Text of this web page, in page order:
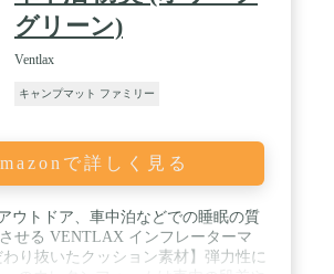
グリーン)
Ventlax
キャンプマット ファミリー
で詳しく見る
ウトドア、車中泊などでの睡眠の質
せる VENTLAX インフレーターマ
り抜いたクッション素材】弾力性に